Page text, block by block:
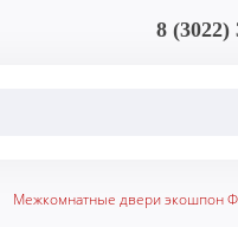
8 (3022)
Межкомнатные двери экошпон